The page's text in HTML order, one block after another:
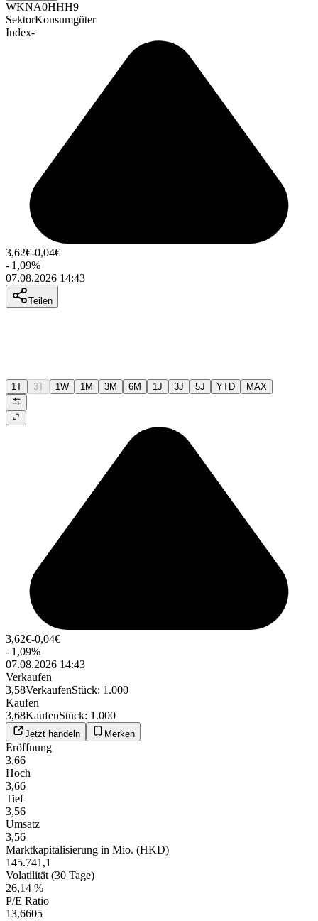
WKNA0HHH9
SektorKonsumgüter
Index-
3,62€-0,04€
- 1,09%
07.08.2026 14:43
Teilen
1T 3T 1W 1M 3M 6M 1J 3J 5J YTD MAX
3,62€-0,04€
- 1,09%
07.08.2026 14:43
Verkaufen
3,58VerkaufenStück: 1.000
Kaufen
3,68KaufenStück: 1.000
Jetzt handeln Merken
Eröffnung
3,66
Hoch
3,66
Tief
3,56
Umsatz
3,56
Marktkapitalisierung in Mio. (HKD)
145.741,1
Volatilität (30 Tage)
26,14 %
P/E Ratio
13,6605